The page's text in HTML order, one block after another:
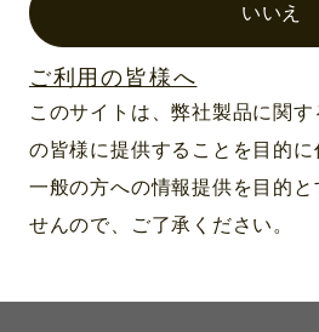
いいえ
ご利用の皆様へ
このサイトは、弊社製品に関
の皆様に提供することを目的に
一般の方への情報提供を目的と
せんので、ご了承ください。
製品番号：D-886.11.021B
ミニ3000 LED 診断鏡
ハードケース入